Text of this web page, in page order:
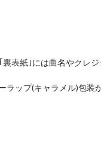
表紙｣には曲名やクレ
ップ(キャラメル)包装